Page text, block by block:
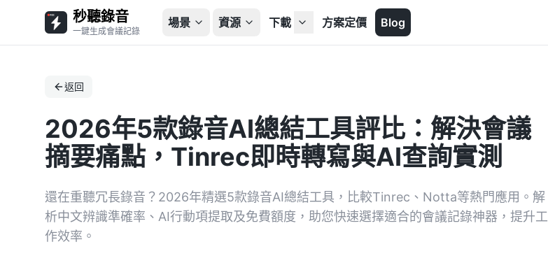
秒聽錄音
一鍵生成會議記錄
場景 資源 下載 方案定價 Blog
返回
2026年5款錄音AI總結工具評比：解決會議
摘要痛點，Tinrec即時轉寫與AI查詢實測
還在重聽冗長錄音？2026年精選5款錄音AI總結工具，比較Tinrec、Notta等熱門應用。解
析中文辨識準確率、AI行動項提取及免費額度，助您快速選擇適合的會議記錄神器，提升工
作效率。